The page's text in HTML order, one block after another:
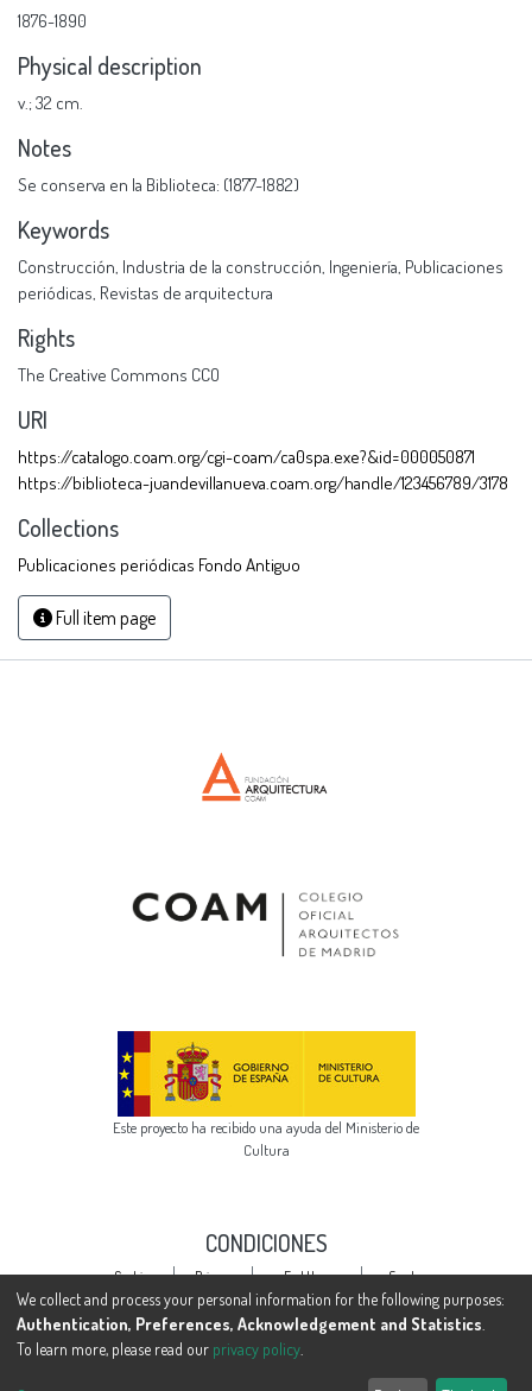
1876-1890
Physical description
v.; 32 cm.
Notes
Se conserva en la Biblioteca: (1877-1882)
Keywords
Construcción, Industria de la construcción, Ingeniería, Publicaciones
periódicas, Revistas de arquitectura
Rights
The Creative Commons CCO
URI
https://catalogo.coam.org/cgi-coam/ca0spa.exe?&id=000050871
https://biblioteca-juandevillanueva.coam.org/handle/123456789/3178
Collections
Publicaciones periódicas Fondo Antiguo
Full item page
Este proyecto ha recibido una ayuda del Ministerio de
Cultura
CONDICIONES
Cookie
settings
Privacy
policy
End User
Agreement
Send
Feedback
We collect and process your personal information for the following purposes:
Authentication, Preferences, Acknowledgement and Statistics
To learn more, please read our privacy policy